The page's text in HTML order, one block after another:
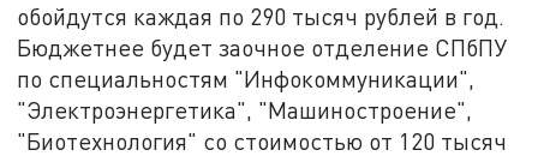
обойдутся каждая по 290 тысяч рублей в год.
Бюджетнее будет заочное отделение СПбПУ
по специальностям "Инфокоммуникации",
"Электроэнергетика", "Машиностроение",
"Биотехнология" со стоимостью от 120 тысяч